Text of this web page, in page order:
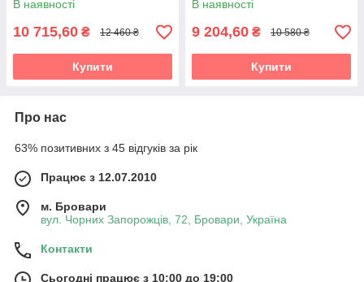
В наявності
10 715,60 ₴ 12 460 ₴
Купити
В наявності
9 204,60 ₴ 10 580 ₴
Купити
Про нас
63% позитивних з 45 відгуків за рік
Працює з 12.07.2010
м. Бровари
вул. Чорних Запорожців, 72, Бровари, Україна
Контакти
Сьогодні працює з 10:00 до 19:00